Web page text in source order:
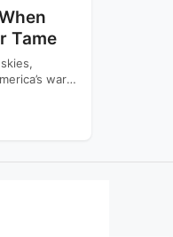
Tame
war